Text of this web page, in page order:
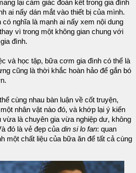
lại cảm giác đoàn kết trong gia đình
ai nấy dán mắt vào thiết bị của mình.
nghĩa là mạnh ai nấy xem nội dung
vì trong một không gian chung với
đình.
và học tập, bữa cơm gia đình có thể là
cũng là thời khắc hoàn hảo để gắn bó
cùng nhau bàn luận về cốt truyện,
nhân vật nào đó, và khớp lại ý kiến
là chuyên gia vừa nghiệp dư, không
đó là vẻ đẹp của din si lo fan: quan
một chất liệu của bữa ăn để tất cả cùng